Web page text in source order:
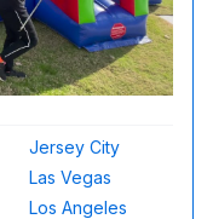
Jersey City
Las Vegas
Los Angeles